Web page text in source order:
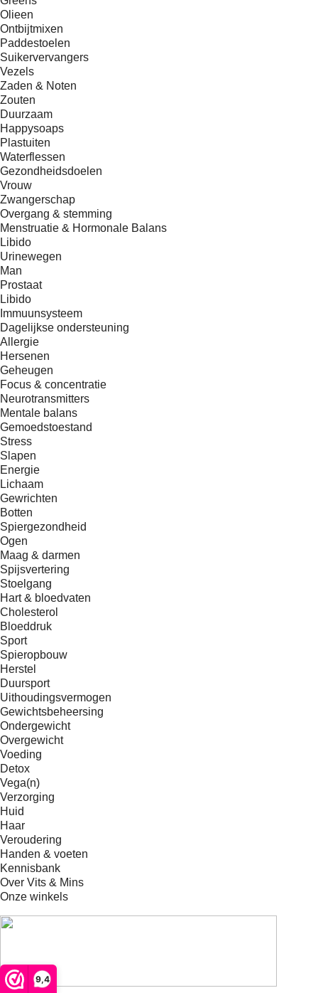
9,4
Olieen
Ontbijtmixen
Paddestoelen
Suikervervangers
Vezels
Zaden & Noten
Zouten
Duurzaam
Happysoaps
Plastuiten
Waterflessen
Gezondheidsdoelen
Vrouw
Zwangerschap
Overgang & stemming
Menstruatie & Hormonale Balans
Libido
Urinewegen
Man
Prostaat
Libido
Immuunsysteem
Dagelijkse ondersteuning
Allergie
Hersenen
Geheugen
Focus & concentratie
Neurotransmitters
Mentale balans
Gemoedstoestand
Stress
Slapen
Energie
Lichaam
Gewrichten
Botten
Spiergezondheid
Ogen
Maag & darmen
Spijsvertering
Stoelgang
Hart & bloedvaten
Cholesterol
Bloeddruk
Sport
Spieropbouw
Herstel
Duursport
Uithoudingsvermogen
Gewichtsbeheersing
Ondergewicht
Overgewicht
Voeding
Detox
Vega(n)
Verzorging
Huid
Haar
Veroudering
Handen & voeten
Kennisbank
Over Vits & Mins
Onze winkels